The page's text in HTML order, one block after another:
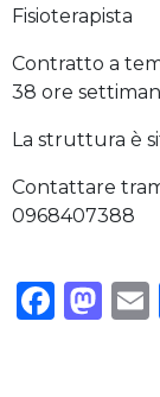
Fisioterapista
Contratto a
38 ore
La struttura è
Contattare
0968407388